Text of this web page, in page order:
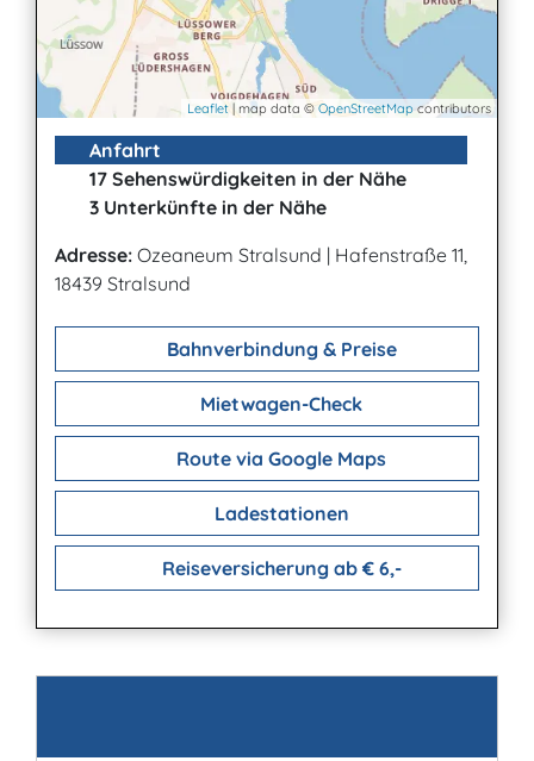
Leaflet | map data ©OpenStreetMap contributors
Anfahrt
17 Sehenswürdigkeiten in der Nähe
3 Unterkünfte in der Nähe
Adresse: Ozeaneum Stralsund | Hafenstraße 11,
18439 Stralsund
Bahnverbindung & Preise
Mietwagen-Check
Route via Google Maps
Ladestationen
Reiseversicherung ab € 6,-